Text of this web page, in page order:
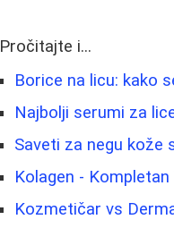
Pročitajte i...
Borice na licu: kako
Najbolji serumi za
Saveti za negu kože
Kolagen -
Kozmetičar vs